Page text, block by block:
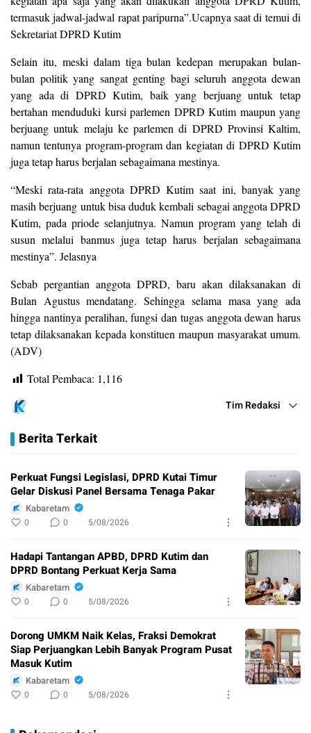
termasuk jadwal-jadwal rapat paripurna”.Ucapnya saat di temui di
Sekretariat DPRD Kutim
Selain itu, meski dalam tiga bulan kedepan merupakan bulan-
bulan politik yang sangat genting bagi seluruh anggota dewan
yang ada di DPRD Kutim, baik yang berjuang untuk tetap
bertahan menduduki kursi parlemen DPRD Kutim maupun yang
berjuang untuk melaju ke parlemen di DPRD Provinsi Kaltim,
namun tentunya program-program dan kegiatan di DPRD Kutim
juga tetap harus berjalan sebagaimana mestinya.
“Meski rata-rata anggota DPRD Kutim saat ini, banyak yang
masih berjuang untuk bisa duduk kembali sebagai anggota DPRD
Kutim, pada priode selanjutnya. Namun program yang telah di
susun melalui banmus juga tetap harus berjalan sebagaimana
mestinya”. Jelasnya
Sebab pergantian anggota DPRD, baru akan dilaksanakan di
Bulan Agustus mendatang. Sehingga selama masa yang ada
hingga nantinya peralihan, fungsi dan tugas anggota dewan harus
tetap dilaksanakan kepada konstituen maupun masyarakat umum.
(ADV)
Total Pembaca: 1,116
Tim Redaksi
Berita Terkait
Perkuat Fungsi Legislasi, DPRD Kutai Timur
Gelar Diskusi Panel Bersama Tenaga Pakar
Kabaretam
0 0 5/08/2026
Hadapi Tantangan APBD, DPRD Kutim dan
DPRD Bontang Perkuat Kerja Sama
Kabaretam
0 0 5/08/2026
Dorong UMKM Naik Kelas, Fraksi Demokrat
Siap Perjuangkan Lebih Banyak Program Pusat
Masuk Kutim
Kabaretam
0 0 5/08/2026